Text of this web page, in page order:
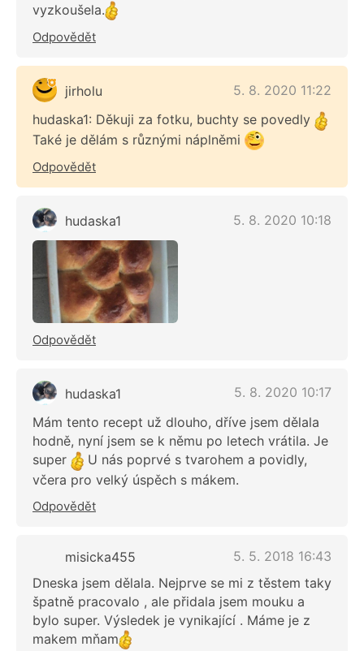
vyzkoušela.
Odpovědět
jirholu
5. 8. 2020 11:22
hudaska1: Děkuji za fotku, buchty se povedly
Také je dělám s různými náplněmi
Odpovědět
hudaska1 5. 8. 2020 10:18
Odpovědět
hudaska1
5. 8. 2020 10:17
Mám tento recept už dlouho, dříve jsem dělala
hodně, nyní jsem se k němu po letech vrátila. Je
super
U nás poprvé s tvarohem a povidly,
včera pro velký úspěch s mákem.
Odpovědět
misicka455
5. 5. 2018 16:43
Dneska jsem dělala. Nejprve se mi z těstem taky
špatně pracovalo , ale přidala jsem mouku a
bylo super. Výsledek je vynikající . Máme je z
makem mňam